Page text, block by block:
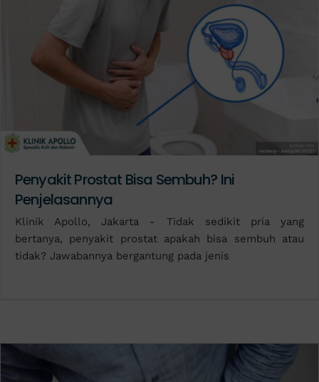
Penyakit Prostat Bisa Sembuh? Ini
Penjelasannya
Klinik Apollo, Jakarta - Tidak sedikit pria yang
bertanya, penyakit prostat apakah bisa sembuh atau
tidak? Jawabannya bergantung pada jenis